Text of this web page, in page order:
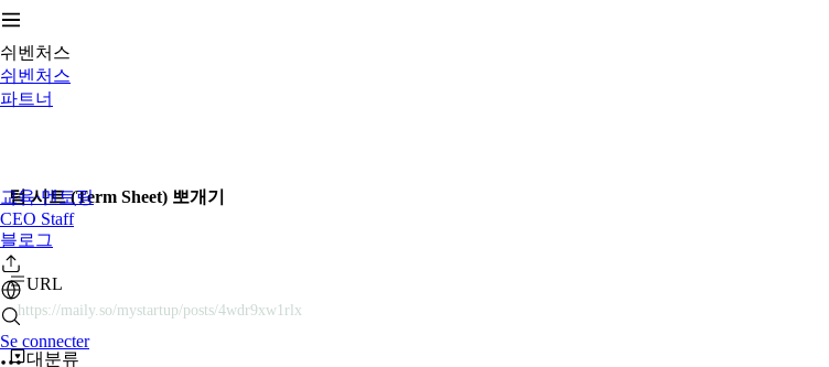
쉬벤처스
쉬벤처스
파트너
교육·멘토링
CEO Staff
블로그
Se connecter
텀 시트 (Term Sheet) 뽀개기
URL
https://maily.so/mystartup/posts/4wdr9xw1rlx
대분류